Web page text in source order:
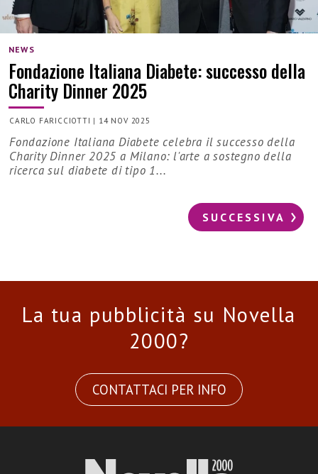
NEWS
Fondazione Italiana Diabete: successo della
Charity Dinner 2025
CARLO FARICCIOTTI | 14 NOV 2025
Fondazione Italiana Diabete celebra il successo della
Charity Dinner 2025 a Milano: l'arte a sostegno della
ricerca sul diabete di tipo 1...
SUCCESSIVA
La tua pubblicità su Novella
2000?
CONTATTACI PER INFO